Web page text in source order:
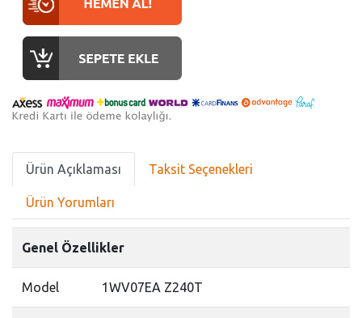
Ürün Açıklaması Taksit Seçenekleri
Ürün Yorumları
Genel Özellikler
Model 1WV07EA Z240T